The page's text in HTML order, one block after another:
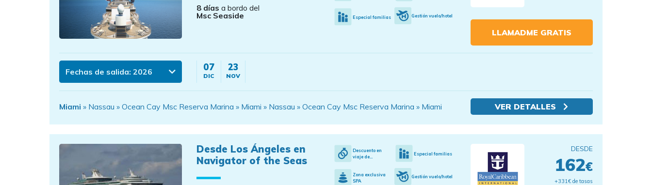
8 días a bordo del
Msc Seaside
Especial familias Gestión vuelo/hotel
LLAMADME GRATIS
Fechas de salida: 2026 07
DIC
23
NOV
Miami » Nassau » Ocean Cay Msc Reserva Marina » Miami » Nassau » Ocean Cay Msc Reserva Marina » Miami VER DETALLES
Desde Los Ángeles en
Navigator of the Seas
Descuento en
viaje de...
Especial familias
Zona exclusiva
SPA
Gestión vuelo/hotel
DESDE
162€
+331€ de tasas